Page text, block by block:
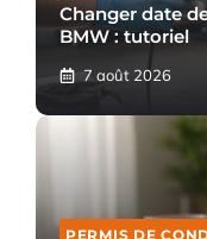
Changer date
BMW : tutoriel
7 août 2026
PERMIS DE